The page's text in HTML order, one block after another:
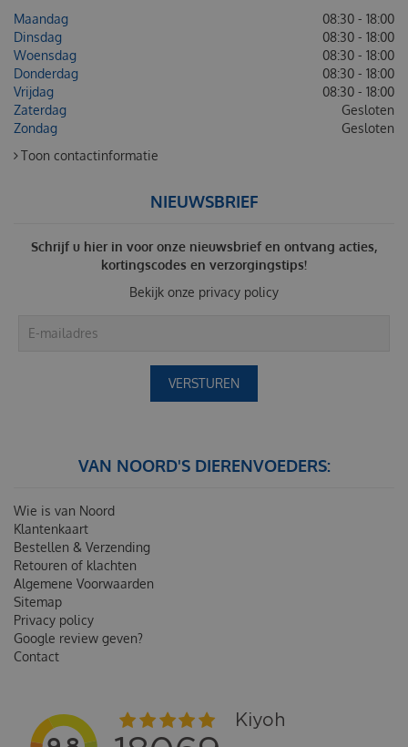
Maandag
08:30 - 18:00
Dinsdag
08:30 - 18:00
Woensdag
08:30 - 18:00
Donderdag
08:30 - 18:00
Vrijdag
08:30 - 18:00
Zaterdag
Gesloten
Zondag
Gesloten
Toon contactinformatie
NIEUWSBRIEF
Schrijf u hier in voor onze nieuwsbrief en ontvang acties,
kortingscodes en verzorgingstips!
Bekijk onze privacy policy
VAN NOORD'S DIERENVOEDERS:
Wie is van Noord
Klantenkaart
Bestellen & Verzending
Retouren of klachten
Algemene Voorwaarden
Sitemap
Privacy policy
Google review geven?
Contact